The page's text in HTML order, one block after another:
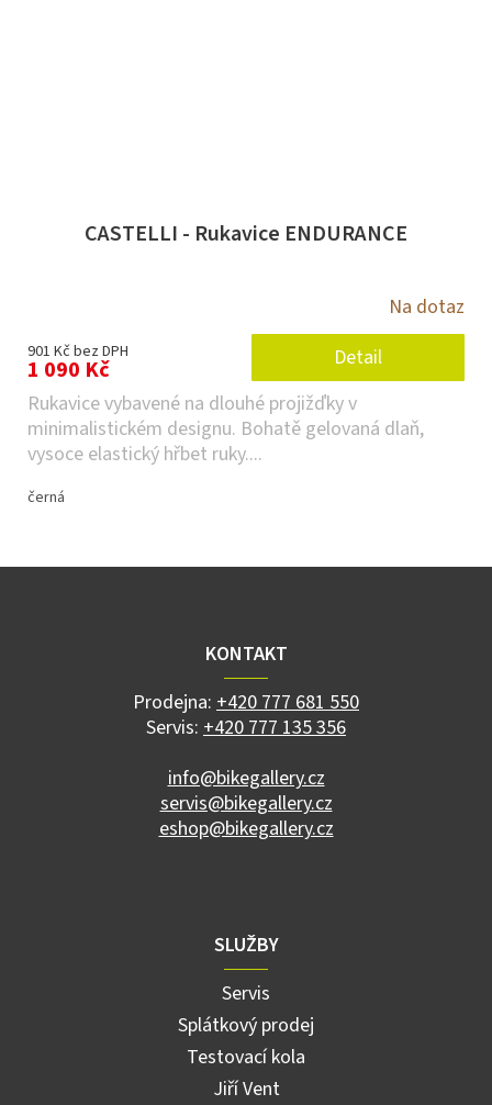
CASTELLI - Rukavice ENDURANCE
Na dotaz
901 Kč bez DPH
1 090 Kč
Detail
Rukavice vybavené na dlouhé projižďky v
minimalistickém designu. Bohatě gelovaná dlaň,
vysoce elastický hřbet ruky....
černá
KONTAKT
Prodejna: +420 777 681 550
Servis: +420 777 135 356
info@bikegallery.cz
servis@bikegallery.cz
eshop@bikegallery.cz
SLUŽBY
Servis
Splátkový prodej
Testovací kola
Jiří Vent